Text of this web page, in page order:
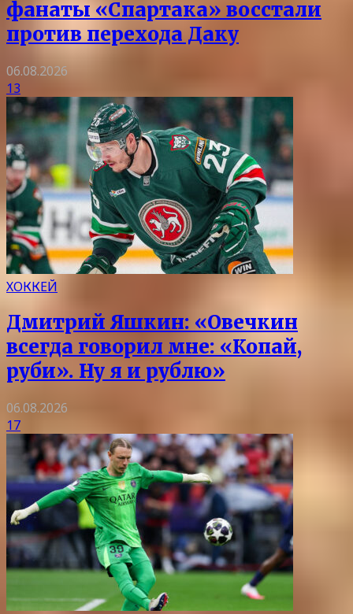
фанаты «Спартака» восстали
против перехода Даку
06.08.2026
13
ХОККЕЙ
Дмитрий Яшкин: «Овечкин
всегда говорил мне: «Копай,
руби». Ну я и рублю»
06.08.2026
17